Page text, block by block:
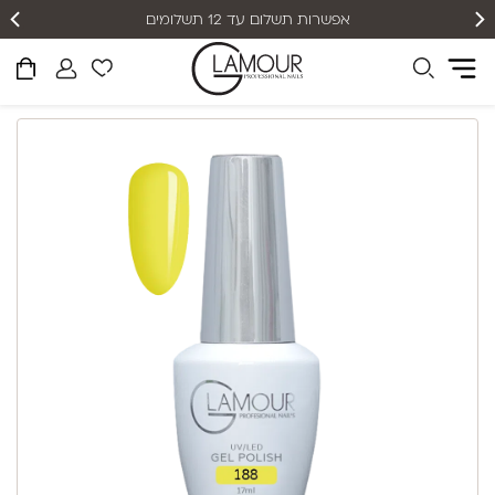
אפשרות תשלום עד 12 תשלומים